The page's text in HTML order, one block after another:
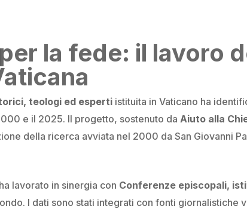
la fede: il lavoro
teologi ed esperti istituita in Vaticano ha
e il 2025. Il progetto, sostenuto daAiuto alla
della ricerca avviata nel 2000 da San Giovanni
lavorato in sinergia con Conferenze episcopali,
I dati sono stati integrati con fonti giornalistiche